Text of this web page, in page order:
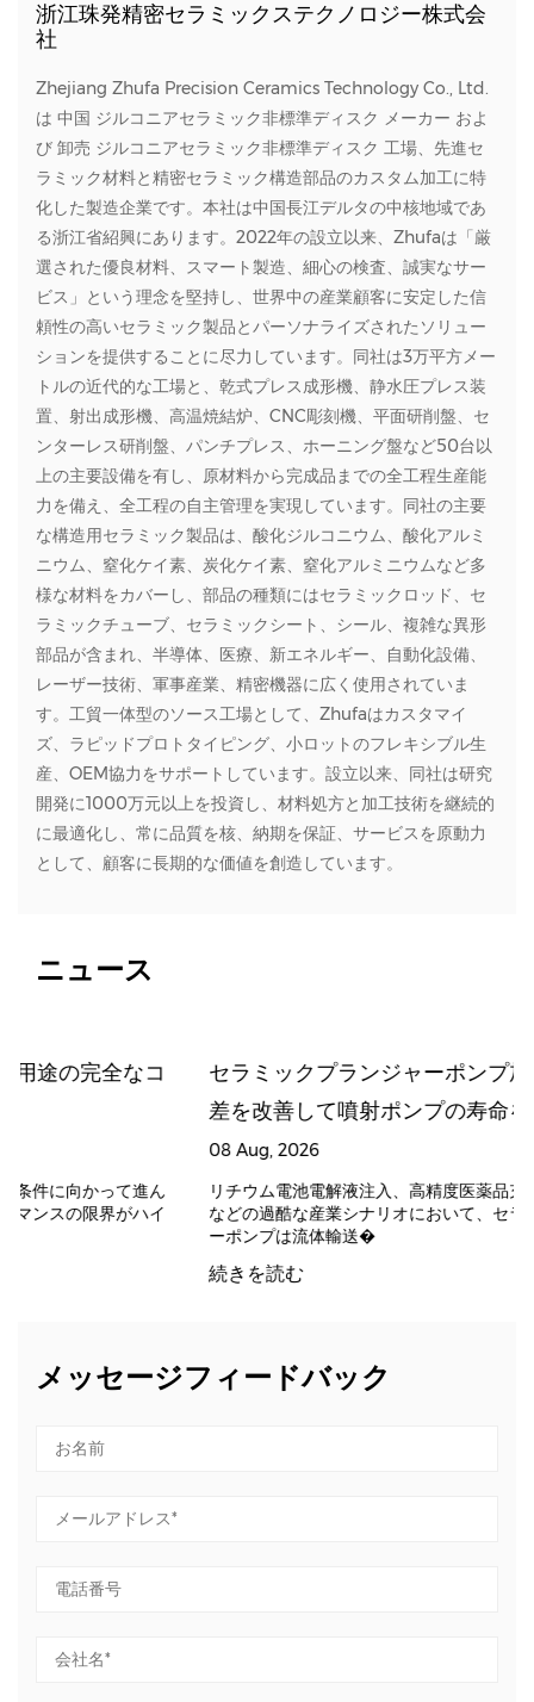
浙江珠発精密セラミックステクノロジー株式会
社
Zhejiang Zhufa Precision Ceramics Technology Co., Ltd.
は 中国 ジルコニアセラミック非標準ディスク メーカー およ
び 卸売 ジルコニアセラミック非標準ディスク 工場、先進セ
ラミック材料と精密セラミック構造部品のカスタム加工に特
化した製造企業です。本社は中国長江デルタの中核地域であ
る浙江省紹興にあります。2022年の設立以来、Zhufaは「厳
選された優良材料、スマート製造、細心の検査、誠実なサー
ビス」という理念を堅持し、世界中の産業顧客に安定した信
頼性の高いセラミック製品とパーソナライズされたソリュー
ションを提供することに尽力しています。同社は3万平方メー
トルの近代的な工場と、乾式プレス成形機、静水圧プレス装
置、射出成形機、高温焼結炉、CNC彫刻機、平面研削盤、セ
ンターレス研削盤、パンチプレス、ホーニング盤など50台以
上の主要設備を有し、原材料から完成品までの全工程生産能
力を備え、全工程の自主管理を実現しています。同社の主要
な構造用セラミック製品は、酸化ジルコニウム、酸化アルミ
ニウム、窒化ケイ素、炭化ケイ素、窒化アルミニウムなど多
様な材料をカバーし、部品の種類にはセラミックロッド、セ
ラミックチューブ、セラミックシート、シール、複雑な異形
部品が含まれ、半導体、医療、新エネルギー、自動化設備、
レーザー技術、軍事産業、精密機器に広く使用されていま
す。工貿一体型のソース工場として、Zhufaはカスタマイ
ズ、ラピッドプロトタイピング、小ロットのフレキシブル生
産、OEM協力をサポートしています。設立以来、同社は研究
開発に1000万元以上を投資し、材料処方と加工技術を継続的
に最適化し、常に品質を核、納期を保証、サービスを原動力
として、顧客に長期的な価値を創造しています。
ニュース
ん
イ
セラミックプランジャーポンプ加工 |はめあい公
差を改善して噴射ポンプの寿命を延ばすにはど
うすればよいですか?
リチウム電池電解液注入、高精度医薬品充填、微小流体分配
などの過酷な産業シナリオにおいて、セラミックプランジャ
ーポンプは流体輸送�
メッセージフィードバック